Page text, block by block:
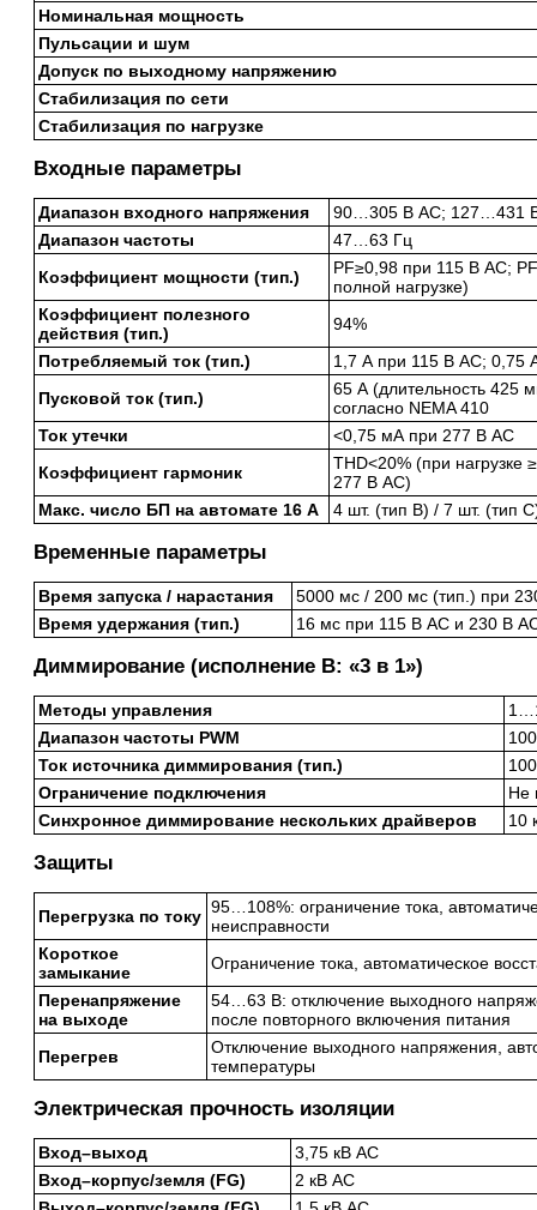
Номинальная мощность
Пульсации и шум
Допуск по выходному напряжению
Стабилизация по сети
Стабилизация по нагрузке
Входные параметры
Диапазон входного напряжения
90…305 В AC; 127…431
Диапазон частоты
47…63 Гц
Коэффициент мощности (тип.)
PF≥0,98 при 115 В AC;
полной нагрузке)
Коэффициент полезного
действия (тип.)
94%
Потребляемый ток (тип.)
1,7 А при 115 В AC; 0,75
Пусковой ток (тип.)
65 А (длительность 425
согласно NEMA 410
Ток утечки
<0,75 мА при 277 В AC
Коэффициент гармоник
THD<20% (при нагрузке
277 В AC)
Макс. число БП на автомате 16 А
4 шт. (тип B) / 7 шт. (тип
Временные параметры
Время запуска / нарастания
5000 мс / 200 мс (тип.) при
Время удержания (тип.)
16 мс при 115 В AC и 230 В
Диммирование (исполнение B: «3 в 1»)
Методы управления
Диапазон частоты PWM
Ток источника диммирования (тип.)
Ограничение подключения
Не
Синхронное диммирование нескольких драйверов
10
Защиты
Перегрузка по току 95…108%: ограничение тока,
неисправности
Короткое
замыкание
Ограничение тока, автоматическое
Перенапряжение
на выходе
54…63 В: отключение выходного
после повторного включения питания
Перегрев
Отключение выходного напряжения,
температуры
Электрическая прочность изоляции
Вход–выход
3,75 кВ AC
Вход–корпус/земля (FG)
2 кВ AC